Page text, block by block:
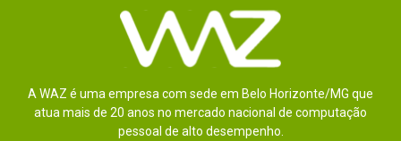
1x Ligação D-Sub para entrada VGA
Saída VGA:
1x Ligação D-Sub para saída VGA
Vídeo composto:
Alimentação USB:
1x Entrada USB-A (5 V / 1,5 A)
A WAZ é uma empresa com sede em Belo Horizonte/MG que
atua mais de 20 anos no mercado nacional de computação
pessoal de alto desempenho.